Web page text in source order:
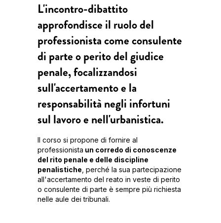
L'incontro-dibattito
approfondisce il ruolo del
professionista come consulente
di parte o perito del giudice
penale, focalizzandosi
sull'accertamento e la
responsabilità negli infortuni
sul lavoro e nell'urbanistica.
Il corso si propone di fornire al
professionista un corredo di conoscenze
del rito penale e delle discipline
penalistiche , perché la sua partecipazione
all'accertamento del reato in veste di perito
o consulente di parte è sempre più richiesta
nelle aule dei tribunali.